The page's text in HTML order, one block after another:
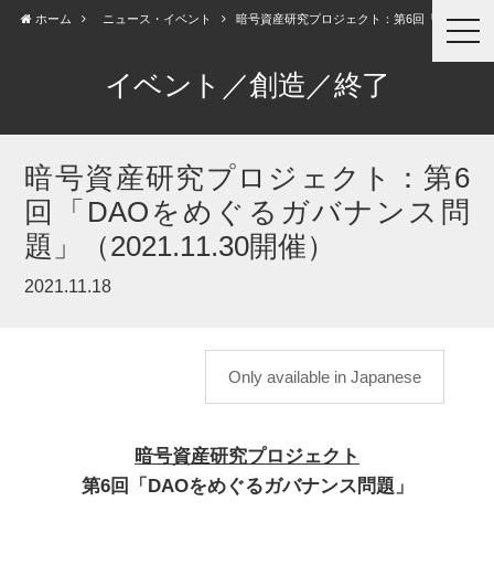
ホーム ニュース・イベント 暗号資産研究プロジェクト：第6回「DAO...
イベント／創造／終了
暗号資産研究プロジェクト：第6
回「DAOをめぐるガバナンス問
題」（2021.11.30開催）
2021.11.18
Only available in Japanese
暗号資産研究プロジェクト
第6回「DAOをめぐるガバナンス問題」